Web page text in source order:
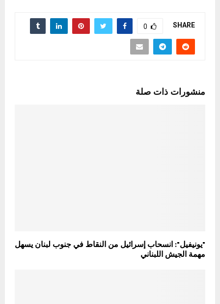
SHARE
0
منشورات ذات صلة
"يونيفيل": انسحاب إسرائيل من النقاط في جنوب لبنان يسهل
مهمة الجيش اللبناني